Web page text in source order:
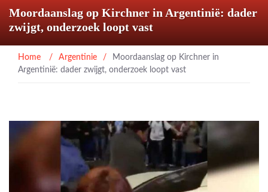
Moordaanslag op Kirchner in Argentinië: dader
zwijgt, onderzoek loopt vast
Home / Argentinie /
Moordaanslag op Kirchner in
Argentinië: dader zwijgt, onderzoek loopt vast